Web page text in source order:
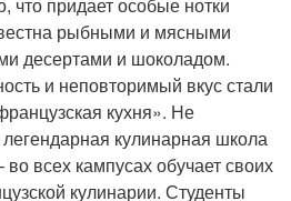
рыбными и мясными
десертами и шоколадом.
и неповторимый вкус стали
кухня». Не
кулинарная школа
всех кампусах обучает своих
кулинарии. Студенты